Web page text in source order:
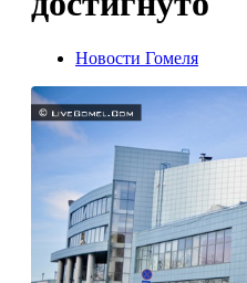
Новости Гомеля